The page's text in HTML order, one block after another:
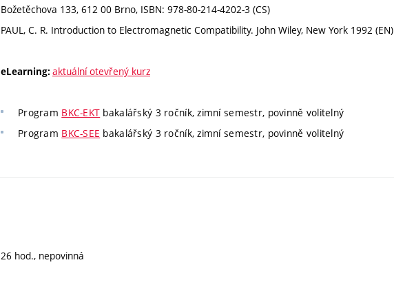
Božetěchova 133, 612 00 Brno, ISBN: 978-80-214-4202-3 (CS)
PAUL, C. R. Introduction to Electromagnetic Compatibility. John Wiley, New York 1992 (EN)
eLearning: aktuální otevřený kurz
Program BKC-EKT bakalářský 3 ročník, zimní semestr, povinně volitelný
Program BKC-SEE bakalářský 3 ročník, zimní semestr, povinně volitelný
26 hod., nepovinná